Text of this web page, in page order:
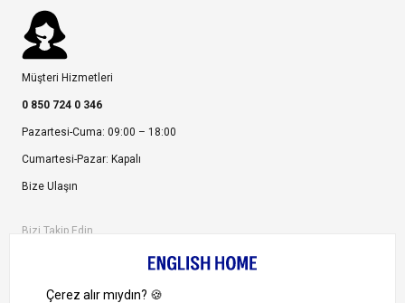
Müşteri Hizmetleri
0 850 724 0 346
Pazartesi-Cuma: 09:00 – 18:00
Cumartesi-Pazar: Kapalı
Bize Ulaşın
Bizi Takip Edin